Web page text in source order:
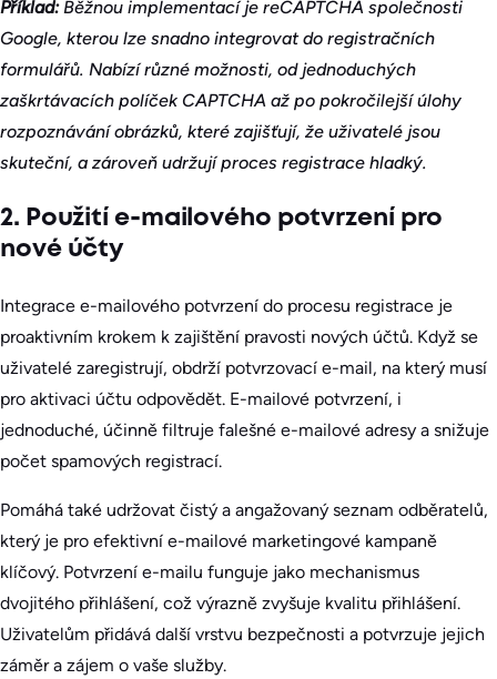
Příklad: Běžnou implementací je reCAPTCHA společnosti
Google, kterou lze snadno integrovat do registračních
formulářů. Nabízí různé možnosti, od jednoduchých
zaškrtávacích políček CAPTCHA až po pokročilejší úlohy
rozpoznávání obrázků, které zajišťují, že uživatelé jsou
skuteční, a zároveň udržují proces registrace hladký.
2. Použití e-mailového potvrzení pro
nové účty
Integrace e-mailového potvrzení do procesu registrace je
proaktivním krokem k zajištění pravosti nových účtů. Když se
uživatelé zaregistrují, obdrží potvrzovací e-mail, na který musí
pro aktivaci účtu odpovědět. E-mailové potvrzení, i
jednoduché, účinně filtruje falešné e-mailové adresy a snižuje
počet spamových registrací.
Pomáhá také udržovat čistý a angažovaný seznam odběratelů,
který je pro efektivní e-mailové marketingové kampaně
klíčový. Potvrzení e-mailu funguje jako mechanismus
dvojitého přihlášení, což výrazně zvyšuje kvalitu přihlášení.
Uživatelům přidává další vrstvu bezpečnosti a potvrzuje jejich
záměr a zájem o vaše služby.